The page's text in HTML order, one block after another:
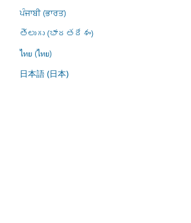
ਪੰਜਾਬੀ (ਭਾਰਤ)
తెలుగు (భారతదేశం)
ไทย (ไทย)
日本語 (日本)